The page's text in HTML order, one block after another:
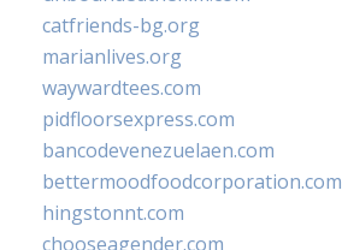
catfriends-bg.org
marianlives.org
waywardtees.com
pidfloorsexpress.com
bancodevenezuelaen.com
bettermoodfoodcorporation.com
hingstonnt.com
chooseagender.com